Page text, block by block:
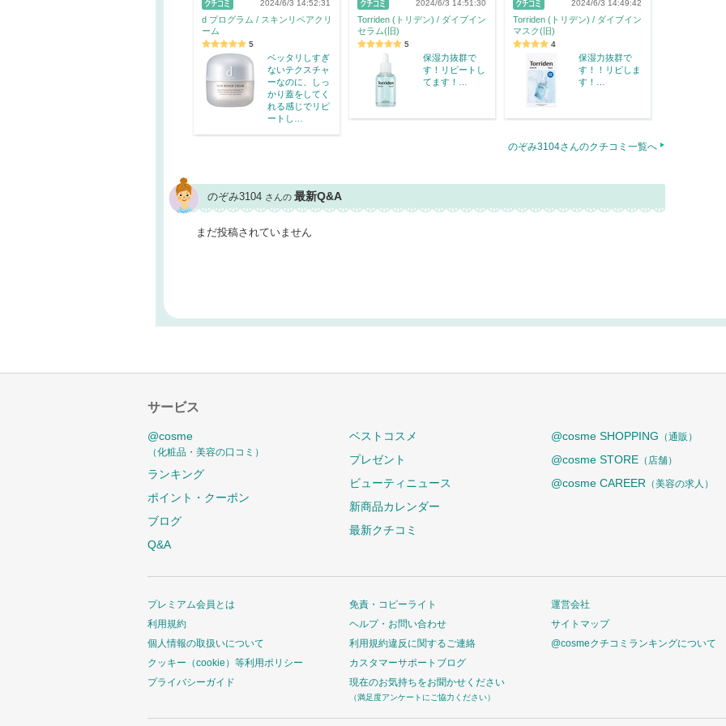
2024/6/3 14:52:31
d プログラム / スキンリペアクリ
ーム
5
ベッタリしすぎ
ないテクスチャ
ーなのに、しっ
かり蓋をしてく
れる感じでリピ
ートし…
2024/6/3 14:51:30
Torriden (トリデン) / ダイブイン
セラム(旧)
5
保湿力抜群で
す！リピートし
てます！…
2024/6/3 14:49:42
Torriden (トリデン) / ダイブイン
マスク(旧)
4
保湿力抜群で
す！！リピしま
す！…
のぞみ3104さんのクチコミ一覧へ
のぞみ3104 さんの 最新Q&A
まだ投稿されていません
サービス
@cosme
（化粧品・美容の口コミ）
ランキング
ポイント・クーポン
ブログ
Q&A
ベストコスメ
プレゼント
ビューティニュース
新商品カレンダー
最新クチコミ
@cosme SHOPPING （通販）
@cosme STORE （店舗）
@cosme CAREER （美容の求人）
プレミアム会員とは
利用規約
個人情報の取扱いについて
クッキー（cookie）等利用ポリシー
プライバシーガイド
免責・コピーライト
ヘルプ・お問い合わせ
利用規約違反に関するご連絡
カスタマーサポートブログ
現在のお気持ちをお聞かせください
（満足度アンケートにご協力ください）
運営会社
サイトマップ
@cosmeクチコミランキングについて